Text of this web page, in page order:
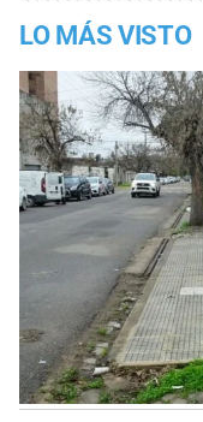
LO MÁS VISTO